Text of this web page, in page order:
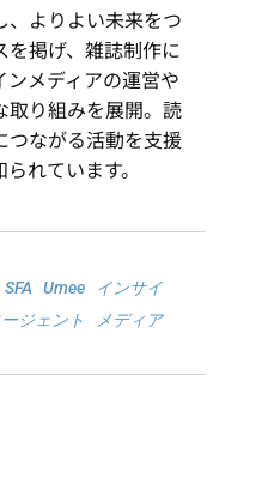
、よりよい未来をつ
を掲げ、雑誌制作に
ンメディアの運営や
取り組みを展開。読
つながる活動を支援
れています。
SFA Umee
インサイ
ジェント
メディア